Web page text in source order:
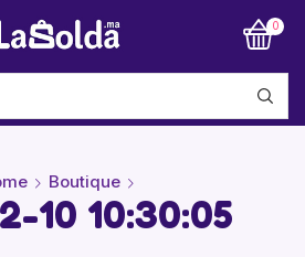
0
Boutique
10 10:30:05